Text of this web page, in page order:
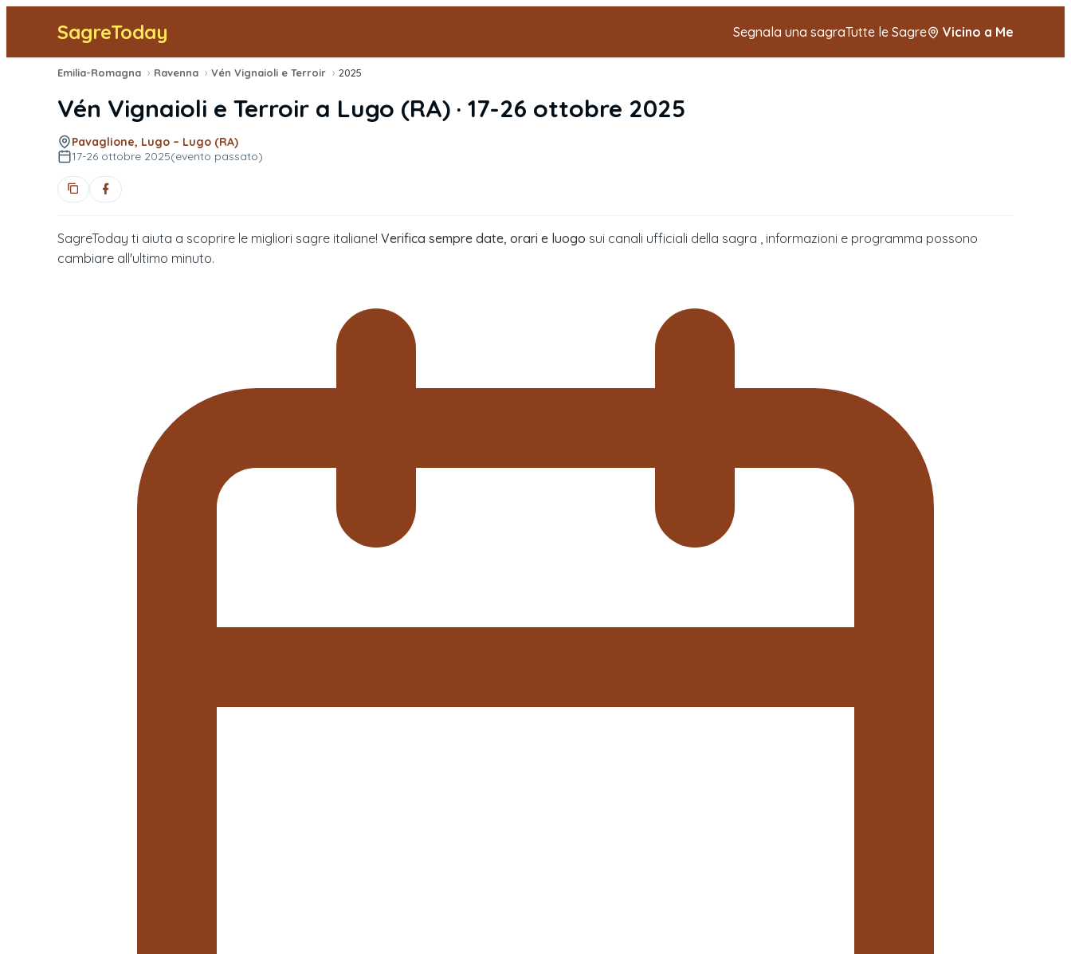
SagreToday Segnala una sagraTutte le Sagre Vicino a Me
Emilia-Romagna › Ravenna › Vén Vignaioli e Terroir › 2025
Vén Vignaioli e Terroir a Lugo (RA) · 17-26 ottobre 2025
Pavaglione, Lugo – Lugo (RA)
17-26 ottobre 2025(evento passato)
SagreToday ti aiuta a scoprire le migliori sagre italiane! Verifica sempre date, orari e luogo sui canali ufficiali della sagra , informazioni e programma possono
cambiare all'ultimo minuto.